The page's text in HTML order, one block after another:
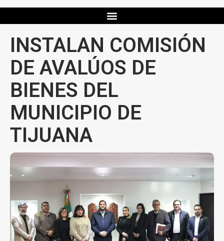
INSTALAN COMISIÓN
DE AVALÚOS DE
BIENES DEL
MUNICIPIO DE
TIJUANA